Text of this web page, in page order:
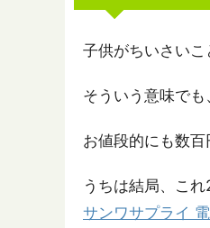
子供がちいさいこ
そういう意味でも
お値段的にも数百
うちは結局、こ
サンワサプライ